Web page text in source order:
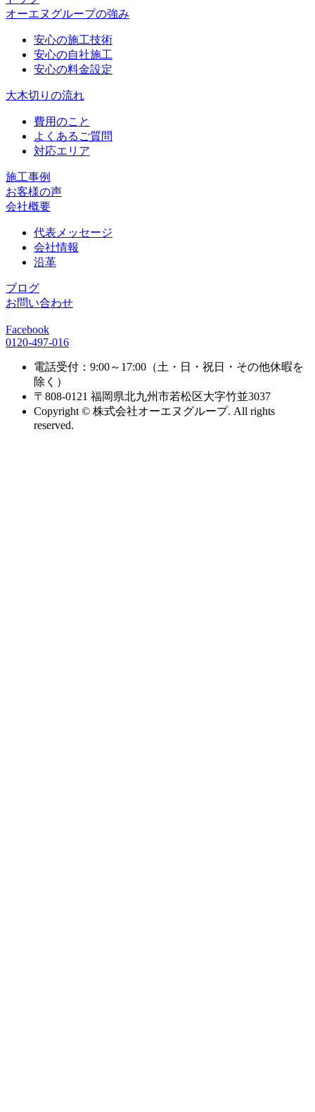
オーエヌグループの強み
安心の施工技術
安心の自社施工
安心の料金設定
大木切りの流れ
費用のこと
よくあるご質問
対応エリア
施工事例
お客様の声
会社概要
代表メッセージ
会社情報
沿革
ブログ
お問い合わせ
Facebook
0120-497-016
電話受付：9:00～17:00（土・日・祝日・その他休暇を
除く）
〒808-0121 福岡県北九州市若松区大字竹並3037
Copyright © 株式会社オーエヌグループ. All rights
reserved.